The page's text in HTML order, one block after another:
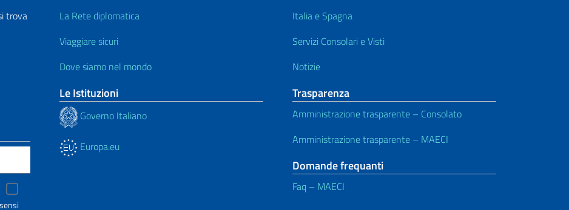
trova
La Rete diplomatica
Viaggiare sicuri
Dove siamo nel mondo
Le Istituzioni
Governo Italiano
Europa.eu
Italia e Spagna
Servizi Consolari e Visti
Notizie
Trasparenza
Amministrazione trasparente – Consolato
Amministrazione trasparente – MAECI
Domande frequanti
Faq – MAECI